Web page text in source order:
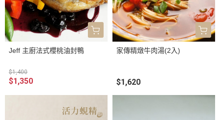
Jeff 主廚法式櫻桃油封鴨
$1,400
$1,350
家傳精燉牛肉湯(2入)
$1,620